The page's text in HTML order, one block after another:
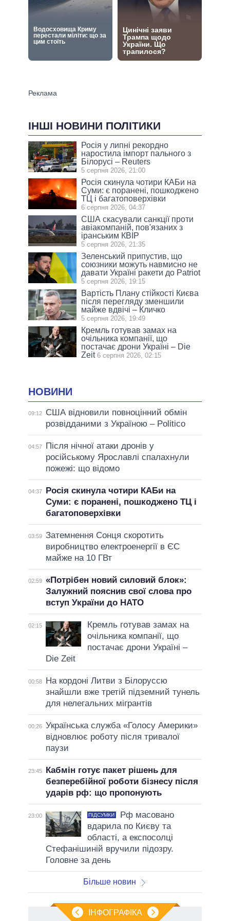
ІНШІ НОВИНИ ПОЛІТИКИ
Росія у липні рекордно
наростила імпорт пального з
Білорусі – Reuters
5 серпня 2026, 21:00
Росія скинула чотири КАБи на
Суми: є поранені, пошкоджено
ТЦ і багатоповерхівки
6 серпня 2026, 04:37
США скасували санкції проти
авіакомпаній, пов'язаних з
іранським КВІР
5 серпня 2026, 21:35
Зеленський припустив, що
союзники можуть навмисно не
давати Україні ракети до Patriot
5 серпня 2026, 19:15
Вартість Плану стійкості Києва
після перегляду зменшили
майже вдвічі – Кличко
5 серпня 2026, 19:49
Кремль готував замах на
очільника компанії, що
постачає дрони Україні – Die
Zeit 6 серпня 2026, 02:15
НОВИНИ
09:12
США відновили повноцінний обмін
розвідданими з Україною – Politico
04:57
Після нічної атаки дронів у
російському Ярославлі спалахнули
пожежі: що відомо
04:37
Росія скинула чотири КАБи на
Суми: є поранені, пошкоджено ТЦ і
багатоповерхівки
03:59 Затемнення Сонця скоротить
виробництво електроенергії в ЄС
майже на 10 ГВт
02:59 «Потрібен новий силовий блок»:
Залужний пояснив свої слова про
вступ України до НАТО
02:15
Кремль готував замах на
очільника компанії, що
постачає дрони Україні –
Die Zeit
00:58
На кордоні Литви з Білоруссю
знайшли вже третій підземний тунель
для нелегальних мігрантів
00:26 Українська служба «Голосу Америки»
відновлює роботу після тривалої
паузи
23:45
Кабмін готує пакет рішень для
безперебійної роботи бізнесу після
ударів рф: що пропонують
23:00 ПІДСУМКИ
Рф масовано
вдарила по Києву та
області, а експосолці
Стефанішиній вручили підозру.
Головне за день
Більше новин
ІНФОГРАФІКА